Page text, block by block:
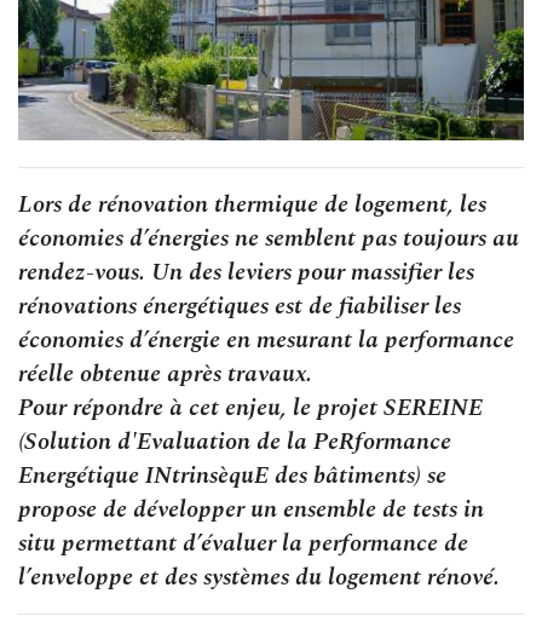
Lors de rénovation thermique de logement, les
économies d’énergies ne semblent pas toujours au
rendez-vous. Un des leviers pour massifier les
rénovations énergétiques est de fiabiliser les
économies d’énergie en mesurant la performance
réelle obtenue après travaux.
Pour répondre à cet enjeu, le projet SEREINE
(Solution d'Evaluation de la PeRformance
Energétique INtrinsèquE des bâtiments) se
propose de développer un ensemble de tests in
situ permettant d’évaluer la performance de
l’enveloppe et des systèmes du logement rénové.